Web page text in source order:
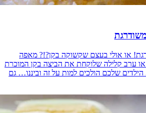
או אולי בעצם שקשוקה בקן?!? מאפה
או ערב קלילה שלוקחת את הביצה בקן המוכרת
שלכם הולכים למות על זה וביננו… גם